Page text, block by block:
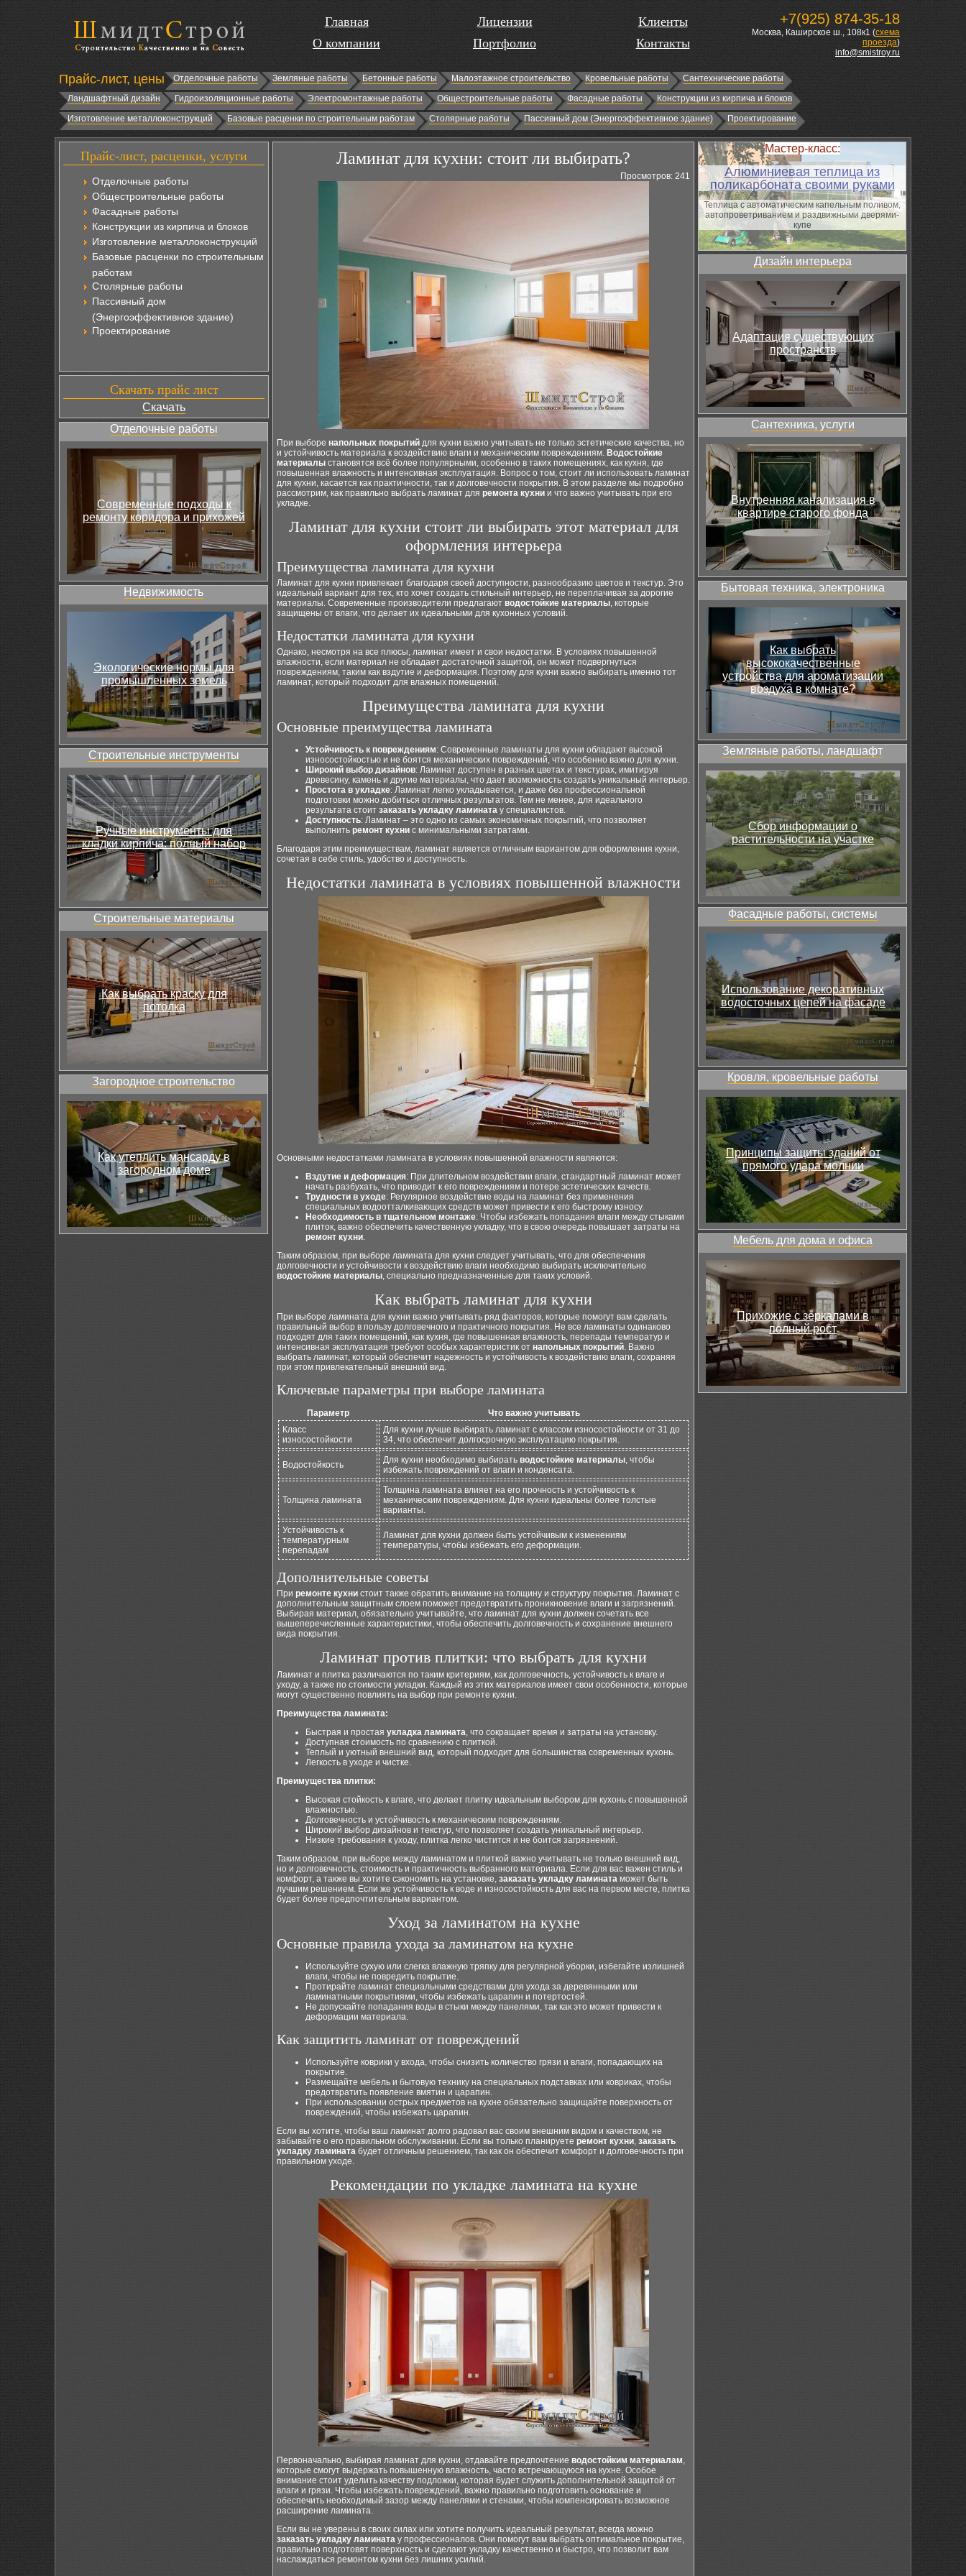
Главная
О компании
Лицензии
Портфолио
Клиенты
Контакты
+7(925) 874-35-18
Москва, Каширское ш., 108к1 (схема
проезда)
info@smistroy.ru
Прайс-лист, цены Отделочные работы Земляные работы Бетонные работы Малоэтажное строительство Кровельные работы
Сантехнические работы
Ландшафтный дизайн
Гидроизоляционные работы Электромонтажные работы Общестроительные работы Фасадные работы
Конструкции из кирпича и блоков
Изготовление металлоконструкций
Базовые расценки по строительным работам Столярные работы Пассивный дом (Энергоэффективное здание) Проектирование
Прайс-лист, расценки, услуги
Отделочные работы
Общестроительные работы
Фасадные работы
Конструкции из кирпича и блоков
Изготовление металлоконструкций
Базовые расценки по строительным
работам
Столярные работы
Пассивный дом
(Энергоэффективное здание)
Проектирование
Скачать прайс лист
Скачать
Отделочные работы
Современные подходы к
ремонту коридора и прихожей
Недвижимость
Экологические нормы для
промышленных земель
Строительные инструменты
Ручные инструменты для
кладки кирпича: полный набор
Строительные материалы
Как выбрать краску для
потолка
Загородное строительство
Как утеплить мансарду в
загородном доме
Ламинат для кухни: стоит ли выбирать?
Просмотров: 241
При выборе напольных покрытий для кухни важно учитывать не только эстетические качества, но
и устойчивость материала к воздействию влаги и механическим повреждениям. Водостойкие
материалы становятся всё более популярными, особенно в таких помещениях, как кухня, где
повышенная влажность и интенсивная эксплуатация. Вопрос о том, стоит ли использовать ламинат
для кухни, касается как практичности, так и долговечности покрытия. В этом разделе мы подробно
рассмотрим, как правильно выбрать ламинат для ремонта кухни и что важно учитывать при его
укладке.
Ламинат для кухни стоит ли выбирать этот материал для
оформления интерьера
Преимущества ламината для кухни
Ламинат для кухни привлекает благодаря своей доступности, разнообразию цветов и текстур. Это
идеальный вариант для тех, кто хочет создать стильный интерьер, не переплачивая за дорогие
материалы. Современные производители предлагают водостойкие материалы, которые
защищены от влаги, что делает их идеальными для кухонных условий.
Недостатки ламината для кухни
Однако, несмотря на все плюсы, ламинат имеет и свои недостатки. В условиях повышенной
влажности, если материал не обладает достаточной защитой, он может подвергнуться
повреждениям, таким как вздутие и деформация. Поэтому для кухни важно выбирать именно тот
ламинат, который подходит для влажных помещений.
Преимущества ламината для кухни
Основные преимущества ламината
Устойчивость к повреждениям: Современные ламинаты для кухни обладают высокой
износостойкостью и не боятся механических повреждений, что особенно важно для кухни.
Широкий выбор дизайнов: Ламинат доступен в разных цветах и текстурах, имитируя
древесину, камень и другие материалы, что дает возможность создать уникальный интерьер.
Простота в укладке: Ламинат легко укладывается, и даже без профессиональной
подготовки можно добиться отличных результатов. Тем не менее, для идеального
результата стоит заказать укладку ламината у специалистов.
Доступность: Ламинат – это одно из самых экономичных покрытий, что позволяет
выполнить ремонт кухни с минимальными затратами.
Благодаря этим преимуществам, ламинат является отличным вариантом для оформления кухни,
сочетая в себе стиль, удобство и доступность.
Недостатки ламината в условиях повышенной влажности
Основными недостатками ламината в условиях повышенной влажности являются:
Вздутие и деформация: При длительном воздействии влаги, стандартный ламинат может
начать разбухать, что приводит к его повреждениям и потере эстетических качеств.
Трудности в уходе: Регулярное воздействие воды на ламинат без применения
специальных водоотталкивающих средств может привести к его быстрому износу.
Необходимость в тщательном монтаже: Чтобы избежать попадания влаги между стыками
плиток, важно обеспечить качественную укладку, что в свою очередь повышает затраты на
ремонт кухни.
Таким образом, при выборе ламината для кухни следует учитывать, что для обеспечения
долговечности и устойчивости к воздействию влаги необходимо выбирать исключительно
водостойкие материалы, специально предназначенные для таких условий.
Как выбрать ламинат для кухни
При выборе ламината для кухни важно учитывать ряд факторов, которые помогут вам сделать
правильный выбор в пользу долговечного и практичного покрытия. Не все ламинаты одинаково
подходят для таких помещений, как кухня, где повышенная влажность, перепады температур и
интенсивная эксплуатация требуют особых характеристик от напольных покрытий. Важно
выбрать ламинат, который обеспечит надежность и устойчивость к воздействию влаги, сохраняя
при этом привлекательный внешний вид.
Ключевые параметры при выборе ламината
Параметр
Что важно учитывать
Класс
износостойкости
Для кухни лучше выбирать ламинат с классом износостойкости от 31 до
34, что обеспечит долгосрочную эксплуатацию покрытия.
Водостойкость Для кухни необходимо выбирать водостойкие материалы, чтобы
избежать повреждений от влаги и конденсата.
Толщина ламината
Толщина ламината влияет на его прочность и устойчивость к
механическим повреждениям. Для кухни идеальны более толстые
варианты.
Устойчивость к
температурным
перепадам
Ламинат для кухни должен быть устойчивым к изменениям
температуры, чтобы избежать его деформации.
Дополнительные советы
При ремонте кухни стоит также обратить внимание на толщину и структуру покрытия. Ламинат с
дополнительным защитным слоем поможет предотвратить проникновение влаги и загрязнений.
Выбирая материал, обязательно учитывайте, что ламинат для кухни должен сочетать все
вышеперечисленные характеристики, чтобы обеспечить долговечность и сохранение внешнего
вида покрытия.
Ламинат против плитки: что выбрать для кухни
Ламинат и плитка различаются по таким критериям, как долговечность, устойчивость к влаге и
уходу, а также по стоимости укладки. Каждый из этих материалов имеет свои особенности, которые
могут существенно повлиять на выбор при ремонте кухни.
Преимущества ламината:
Быстрая и простая укладка ламината, что сокращает время и затраты на установку.
Доступная стоимость по сравнению с плиткой.
Теплый и уютный внешний вид, который подходит для большинства современных кухонь.
Легкость в уходе и чистке.
Преимущества плитки:
Высокая стойкость к влаге, что делает плитку идеальным выбором для кухонь с повышенной
влажностью.
Долговечность и устойчивость к механическим повреждениям.
Широкий выбор дизайнов и текстур, что позволяет создать уникальный интерьер.
Низкие требования к уходу, плитка легко чистится и не боится загрязнений.
Таким образом, при выборе между ламинатом и плиткой важно учитывать не только внешний вид,
но и долговечность, стоимость и практичность выбранного материала. Если для вас важен стиль и
комфорт, а также вы хотите сэкономить на установке, заказать укладку ламината может быть
лучшим решением. Если же устойчивость к воде и износостойкость для вас на первом месте, плитка
будет более предпочтительным вариантом.
Уход за ламинатом на кухне
Основные правила ухода за ламинатом на кухне
Используйте сухую или слегка влажную тряпку для регулярной уборки, избегайте излишней
влаги, чтобы не повредить покрытие.
Протирайте ламинат специальными средствами для ухода за деревянными или
ламинатными покрытиями, чтобы избежать царапин и потертостей.
Не допускайте попадания воды в стыки между панелями, так как это может привести к
деформации материала.
Как защитить ламинат от повреждений
Используйте коврики у входа, чтобы снизить количество грязи и влаги, попадающих на
покрытие.
Размещайте мебель и бытовую технику на специальных подставках или ковриках, чтобы
предотвратить появление вмятин и царапин.
При использовании острых предметов на кухне обязательно защищайте поверхность от
повреждений, чтобы избежать царапин.
Если вы хотите, чтобы ваш ламинат долго радовал вас своим внешним видом и качеством, не
забывайте о его правильном обслуживании. Если вы только планируете ремонт кухни, заказать
укладку ламината будет отличным решением, так как он обеспечит комфорт и долговечность при
правильном уходе.
Рекомендации по укладке ламината на кухне
Первоначально, выбирая ламинат для кухни, отдавайте предпочтение водостойким материалам,
которые смогут выдержать повышенную влажность, часто встречающуюся на кухне. Особое
внимание стоит уделить качеству подложки, которая будет служить дополнительной защитой от
влаги и грязи. Чтобы избежать повреждений, важно правильно подготовить основание и
обеспечить необходимый зазор между панелями и стенами, чтобы компенсировать возможное
расширение ламината.
Если вы не уверены в своих силах или хотите получить идеальный результат, всегда можно
заказать укладку ламината у профессионалов. Они помогут вам выбрать оптимальное покрытие,
правильно подготовят поверхность и сделают укладку качественно и быстро, что позволит вам
наслаждаться ремонтом кухни без лишних усилий.
Мастер-класс:
Алюминиевая теплица из
поликарбоната своими руками
Теплица с автоматическим капельным поливом,
автопроветриванием и раздвижными дверями-
купе
Дизайн интерьера
Адаптация существующих
пространств
Сантехника, услуги
Внутренняя канализация в
квартире старого фонда
Бытовая техника, электроника
Как выбрать
высококачественные
устройства для ароматизации
воздуха в комнате?
Земляные работы, ландшафт
Сбор информации о
растительности на участке
Фасадные работы, системы
Использование декоративных
водосточных цепей на фасаде
Кровля, кровельные работы
Принципы защиты зданий от
прямого удара молнии
Мебель для дома и офиса
Прихожие с зеркалами в
полный рост